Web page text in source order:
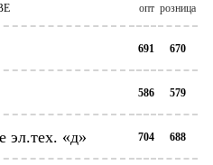
опт розница
691 670
586 579
эл.тех. «д» 704 688